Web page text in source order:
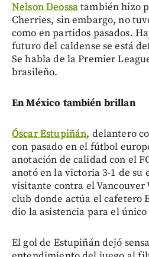
Nelson Deossatambién hizo
Cherries, sin embargo, no
como en partidos pasados.
futuro del caldense se está
Se habla de la Premier
brasileño.
En México también brillan
Óscar Estupiñán, delantero
con pasado en el fútbol
anotación de calidad con el
anotó en la victoria 3-1 de su
visitante contra el Vancouver
club donde actúa el cafetero
dio la asistencia para el
El gol de Estupiñán dejó